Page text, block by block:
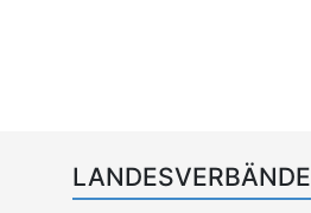
LANDESVERBÄNDE